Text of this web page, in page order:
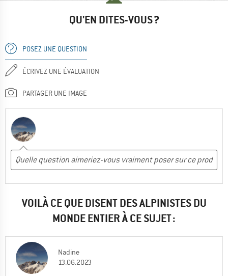
QU'EN DITES-VOUS ?
POSEZ UNE QUESTION
ÉCRIVEZ UNE ÉVALUATION
PARTAGER UNE IMAGE
VOILÀ CE QUE DISENT DES ALPINISTES DU
MONDE ENTIER À CE SUJET :
Nadine
13.06.2023